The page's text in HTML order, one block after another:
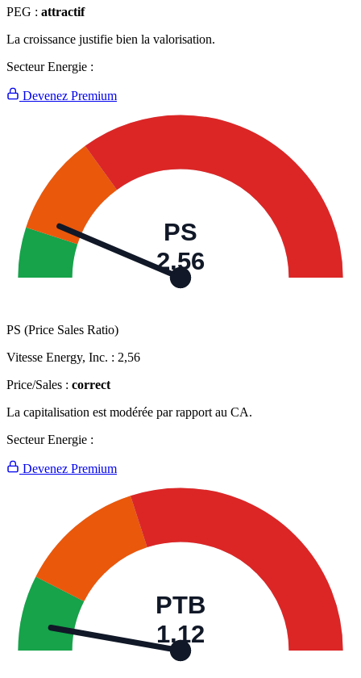
PEG : attractif
La croissance justifie bien la valorisation.
Secteur Energie :
Devenez Premium
PS
2,56
PS (Price Sales Ratio)
Vitesse Energy, Inc. : 2,56
Price/Sales : correct
La capitalisation est modérée par rapport au CA.
Secteur Energie :
Devenez Premium
PTB
1,12